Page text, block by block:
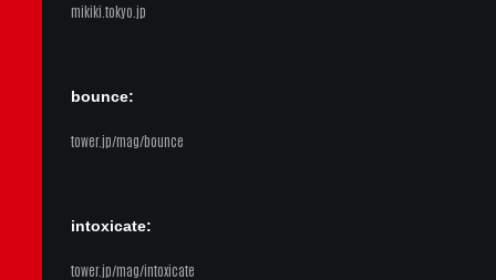
mikiki.tokyo.jp
bounce:
tower.jp/mag/bounce
intoxicate:
tower.jp/mag/intoxicate